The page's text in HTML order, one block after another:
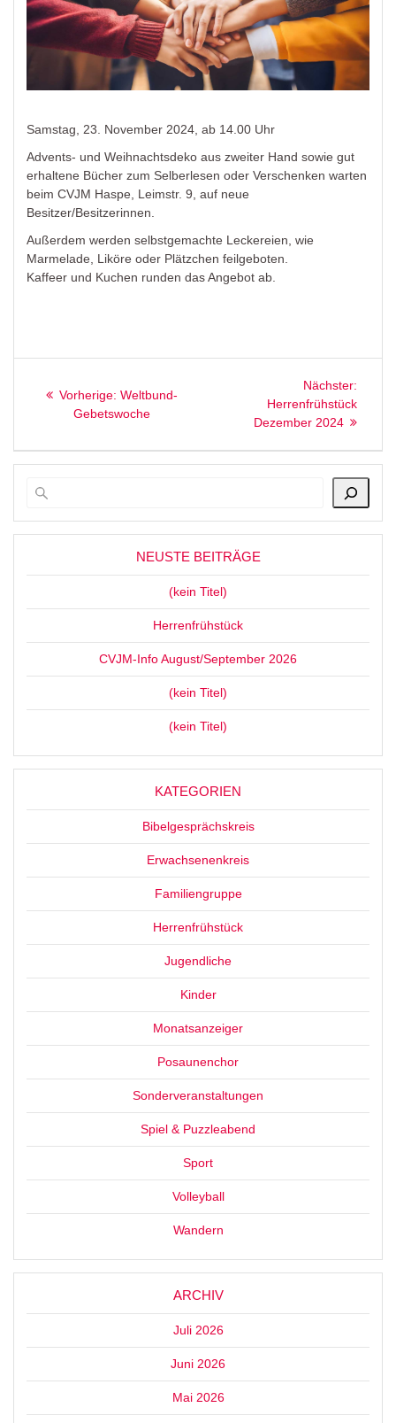
Samstag, 23. November 2024, ab 14.00 Uhr
Advents- und Weihnachtsdeko aus zweiter Hand sowie gut
erhaltene Bücher zum Selberlesen oder Verschenken warten
beim CVJM Haspe, Leimstr. 9, auf neue
Besitzer/Besitzerinnen.
Außerdem werden selbstgemachte Leckereien, wie
Marmelade, Liköre oder Plätzchen feilgeboten.
Kaffeer und Kuchen runden das Angebot ab.
Vorherige: Vorheriger
Beitrag:
Weltbund-
Gebetswoche
Nächster:
Herrenfrühstück
Dezember 2024
NEUSTE BEITRÄGE
(kein Titel)
Herrenfrühstück
CVJM-Info August/September 2026
(kein Titel)
(kein Titel)
KATEGORIEN
Bibelgesprächskreis
Erwachsenenkreis
Familiengruppe
Herrenfrühstück
Jugendliche
Kinder
Monatsanzeiger
Posaunenchor
Sonderveranstaltungen
Spiel & Puzzleabend
Sport
Volleyball
Wandern
ARCHIV
Juli 2026
Juni 2026
Mai 2026